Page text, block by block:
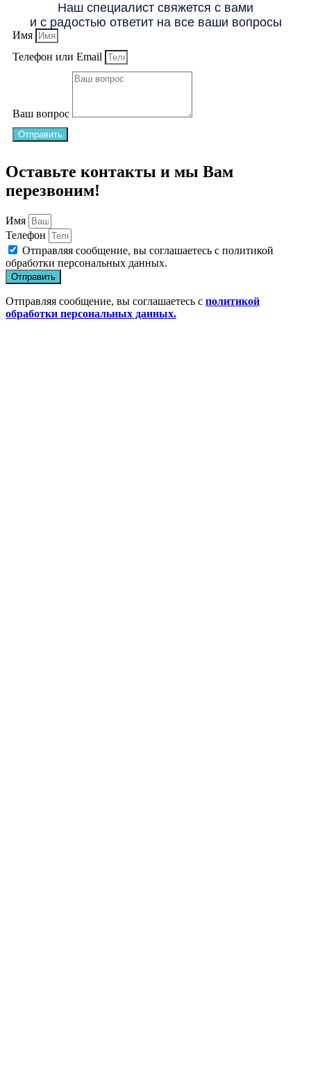
Наш специалист свяжется с вами
и с радостью ответит на все ваши вопросы
Имя
Телефон или Email
Ваш вопрос
Отправить
Оставьте контакты и мы Вам
перезвоним!
Имя
Телефон
Отправляя сообщение, вы соглашаетесь с политикой
обработки персональных данных.
Отправить
Отправляя сообщение, вы соглашаетесь с политикой
обработки персональных данных.